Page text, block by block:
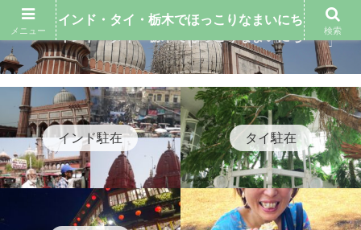
インド駐在 タイ駐在
メニュー
インド・タイ・栃木でほっこりなまいにち
検索